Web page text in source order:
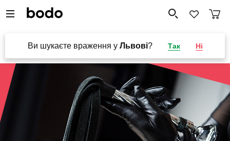
Ви шукаєте враження у Львові? Так Ні